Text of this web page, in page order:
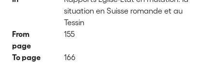
situation en Suisse romande et au
Tessin
From
page
155
To page
166